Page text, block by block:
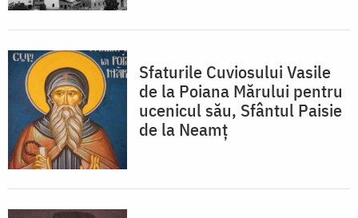
Sfaturile Cuviosului Vasile
de la Poiana Mărului pentru
ucenicul său, Sfântul Paisie
de la Neamţ